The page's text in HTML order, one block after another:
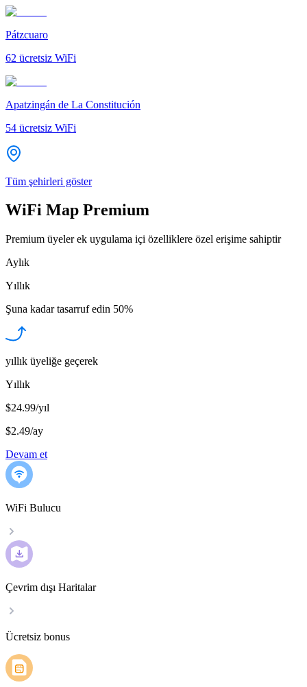
Pátzcuaro
62 ücretsiz WiFi
Apatzingán de La Constitución
54 ücretsiz WiFi
Tüm şehirleri göster
WiFi Map Premium
Premium üyeler ek uygulama içi özelliklere özel erişime sahiptir
Aylık
Yıllık
Şuna kadar tasarruf edin 50%
yıllık üyeliğe geçerek
Yıllık
$24.99/yıl
$2.49/ay
Devam et
WiFi Bulucu
Çevrim dışı Haritalar
Ücretsiz bonus